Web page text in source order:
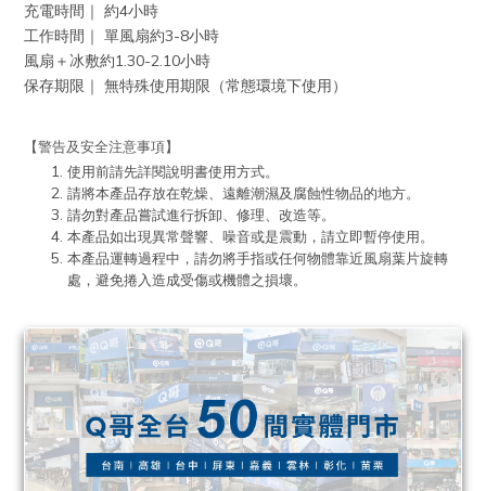
充電時間｜ 約4小時
工作時間｜ 單風扇約3-8小時
風扇＋冰敷約1.30-2.10小時
保存期限｜ 無特殊使用期限（常態環境下使用）
【警告及安全注意事項】
使用前請先詳閱說明書使用方式。
請將本產品存放在乾燥、遠離潮濕及腐蝕性物品的地方。
請勿對產品嘗試進行拆卸、修理、改造等。
本產品如出現異常聲響、噪音或是震動，請立即暫停使用。
本產品運轉過程中，請勿將手指或任何物體靠近風扇葉片旋轉
處，避免捲入造成受傷或機體之損壞。